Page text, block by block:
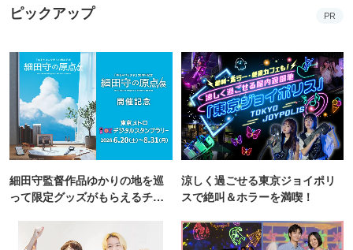
ピックアップ PR
細田守監督作品ゆかりの地を巡
って限定グッズがもらえるチャ
涼しく過ごせる東京ジョイポリ
スで絶叫＆ホラーを満喫！